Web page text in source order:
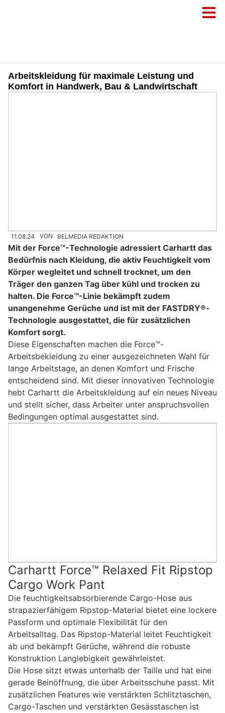
Arbeitskleidung für maximale Leistung und
Komfort in Handwerk, Bau & Landwirtschaft
11.08.24 VON BELMEDIA REDAKTION
Mit der Force™-Technologie adressiert Carhartt das
Bedürfnis nach Kleidung, die aktiv Feuchtigkeit vom
Körper wegleitet und schnell trocknet, um den
Träger den ganzen Tag über kühl und trocken zu
halten. Die Force™-Linie bekämpft zudem
unangenehme Gerüche und ist mit der FASTDRY®-
Technologie ausgestattet, die für zusätzlichen
Komfort sorgt.
Diese Eigenschaften machen die Force™-
Arbeitsbekleidung zu einer ausgezeichneten Wahl für
lange Arbeitstage, an denen Komfort und Frische
entscheidend sind. Mit dieser innovativen Technologie
hebt Carhartt die Arbeitskleidung auf ein neues Niveau
und stellt sicher, dass Arbeiter unter anspruchsvollen
Bedingungen optimal ausgestattet sind.
Carhartt Force™ Relaxed Fit Ripstop
Cargo Work Pant
Die feuchtigkeitsabsorbierende Cargo-Hose aus
strapazierfähigem Ripstop-Material bietet eine lockere
Passform und optimale Flexibilität für den
Arbeitsalltag. Das Ripstop-Material leitet Feuchtigkeit
ab und bekämpft Gerüche, während die robuste
Konstruktion Langlebigkeit gewährleistet.
Die Hose sitzt etwas unterhalb der Taille und hat eine
gerade Beinöffnung, die über Arbeitsschuhe passt. Mit
zusätzlichen Features wie verstärkten Schlitztaschen,
Cargo-Taschen und verstärkten Gesässtaschen ist